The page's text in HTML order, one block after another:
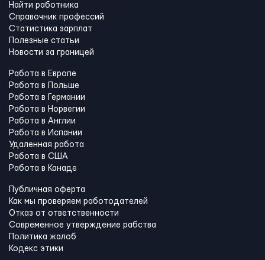
Найти работника
Справочник профессий
Статистика зарплат
Полезные статьи
Новости за границей
Работа в Европе
Работа в Польше
Работа в Германии
Работа в Норвегии
Работа в Англии
Работа в Испании
Удаленная работа
Работа в США
Работа в Канадe
Публичная оферта
Как мы проверяем работодателей
Отказ от ответственности
Современное утверждение рабства
Политика жалоб
Кодекс этики